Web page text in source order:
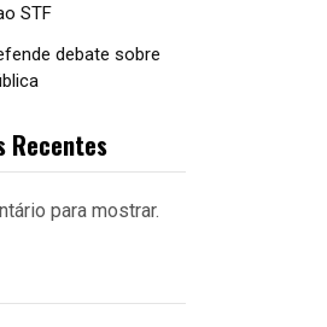
STF
debate sobre
Recentes
para mostrar.